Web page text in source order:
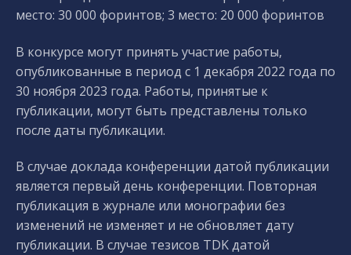
место: 30 000 форинтов; 3 место: 20 000 форинтов
В конкурсе могут принять участие работы,
опубликованные в период с 1 декабря 2022 года по
30 ноября 2023 года. Работы, принятые к
публикации, могут быть представлены только
после даты публикации.
В случае доклада конференции датой публикации
является первый день конференции. Повторная
публикация в журнале или монографии без
изменений не изменяет и не обновляет дату
публикации. В случае тезисов TDK датой